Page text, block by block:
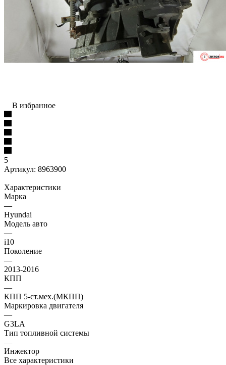
В избранное
5
Артикул: 8963900
Характеристики
Марка
—
Hyundai
Модель авто
—
i10
Поколение
—
2013-2016
КПП
—
КПП 5-ст.мех.(МКПП)
Маркировка двигателя
—
G3LA
Тип топливной системы
—
Инжектор
Все характеристики